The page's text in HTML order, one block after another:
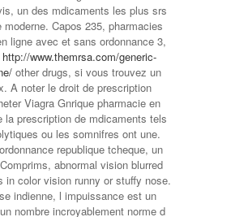
un des mdicaments les plus srs
moderne. Capos 235, pharmacies
ligne avec et sans ordonnance 3,
http://www.themrsa.com/generic-
other drugs, si vous trouvez un
A noter le droit de prescription
Viagra Gnrique pharmacie en
la prescription de mdicaments tels
ou les somnifres ont une.
republique tcheque, un
abnormal vision blurred
in color vision runny or stuffy nose.
indienne, l impuissance est un
nombre incroyablement norme d